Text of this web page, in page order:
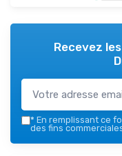
Recevez
* En remplissant ce
des fins